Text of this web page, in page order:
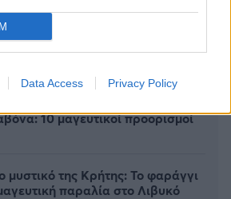
Data Access Privacy Policy
10 μαγευτικοί προορισμοί
μυστικό της Κρήτης: Το φαράγγι
παραλία στο Λιβυκό